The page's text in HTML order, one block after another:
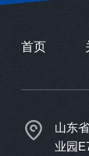
首页
山东
业园